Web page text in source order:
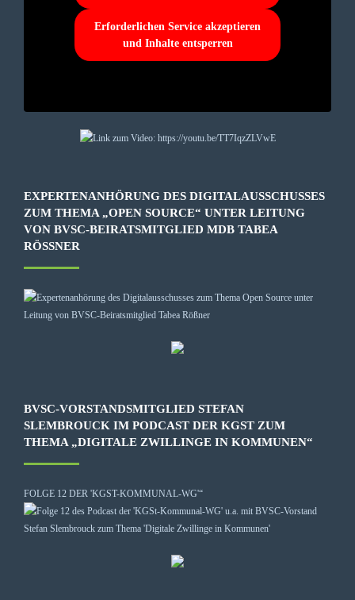
Erforderlichen Service akzeptieren
und Inhalte entsperren
EXPERTENANHÖRUNG DES DIGITALAUSSCHUSSES
ZUM THEMA „OPEN SOURCE“ UNTER LEITUNG
VON BVSC-BEIRATSMITGLIED MDB TABEA
RÖSSNER
BVSC-VORSTANDSMITGLIED STEFAN
SLEMBROUCK IM PODCAST DER KGST ZUM
THEMA „DIGITALE ZWILLINGE IN KOMMUNEN“
FOLGE 12 DER 'KGST-KOMMUNAL-WG'“